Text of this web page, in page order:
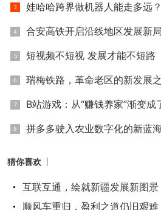
车开始寻求与华为的合作，
上，从原先采用的10.5TOPS
n芯片。这一系列快速的技术
在智能化上所面临的迷茫与不
自特斯拉FSD V12证明了
后，国内头部智驾公司、车
发端到端模型。
知情人士告诉虎嗅，“长城
娃哈哈跨界做机器人能走多远？
合安高铁开启沿线地区发展新
短视频不短视 发展才能不短路
瑞梅铁路，革命老区的新发展
B站游戏：从“赚钱养家”渐变成
拼多多驶入农业数字化的新蓝
猜你喜欢
互联互通，绘就新疆发展新图景
顺风车重归，盈利之道仍旧艰难